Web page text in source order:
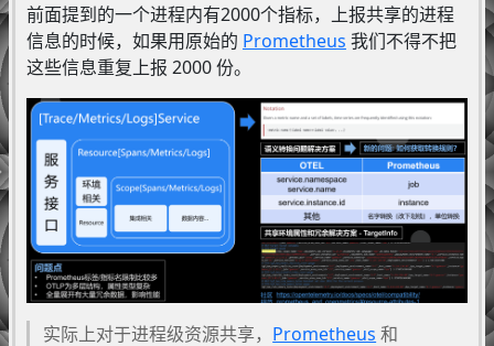
前面提到的一个进程内有2000个指标，上报共享的进程
信息的时候，如果用原始的 Prometheus 我们不得不把
这些信息重复上报 2000 份。
实际上对于进程级资源共享， Prometheus 和